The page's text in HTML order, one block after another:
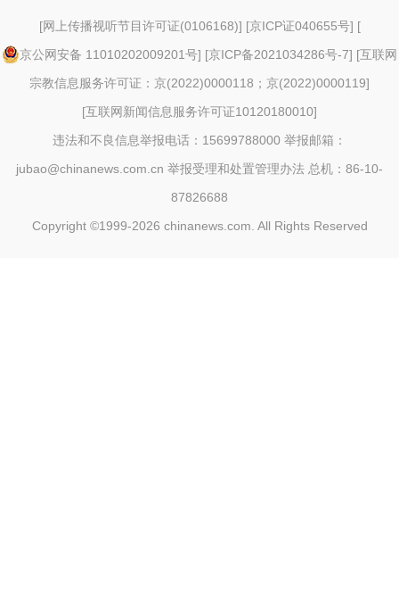
[网上传播视听节目许可证(0106168)] [京ICP证040655号] [
京公网安备 11010202009201号] [京ICP备2021034286号-7] [互联网
宗教信息服务许可证：京(2022)0000118；京(2022)0000119]
[互联网新闻信息服务许可证10120180010]
违法和不良信息举报电话：15699788000 举报邮箱：
jubao@chinanews.com.cn 举报受理和处置管理办法 总机：86-10-
87826688
Copyright ©1999-2026 chinanews.com. All Rights Reserved